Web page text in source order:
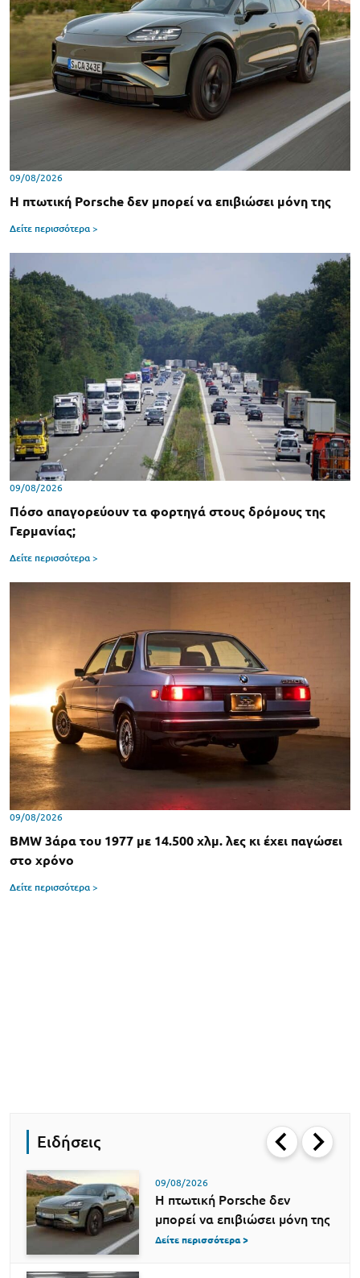
09/08/2026
Η πτωτική Porsche δεν μπορεί να επιβιώσει μόνη της
Δείτε περισσότερα >
09/08/2026
Πόσο απαγορεύουν τα φορτηγά στους δρόμους της
Γερμανίας;
Δείτε περισσότερα >
09/08/2026
BMW 3άρα του 1977 με 14.500 χλμ. λες κι έχει παγώσει
στο χρόνο
Δείτε περισσότερα >
Ειδήσεις
09/08/2026
Η πτωτική Porsche δεν
μπορεί να επιβιώσει μόνη της
Δείτε περισσότερα >